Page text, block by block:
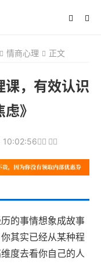
情商心理 正文
课，有效认识
》
10:02:56
的事情想象成故事
其实已经从某种程
度去看你自己的人